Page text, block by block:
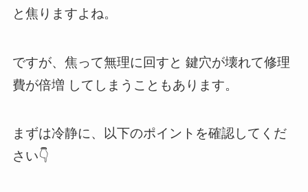
と焦りますよね。
ですが、焦って無理に回すと 鍵穴が壊れて修理
費が倍増 してしまうこともあります。
まずは冷静に、以下のポイントを確認してくだ
さい👇